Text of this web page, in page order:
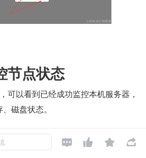
节点状态
可以看到已经成功监控本机服务器，
磁盘状态。
   